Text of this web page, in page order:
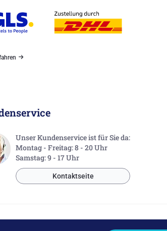
Unser Kundenservice ist für Sie da:
Montag - Freitag: 8 - 20 Uhr
Samstag: 9 - 17 Uhr
Kontaktseite